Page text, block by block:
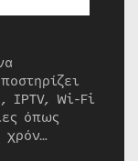
IPTV, Wi-Fi
όπως
χρόν…